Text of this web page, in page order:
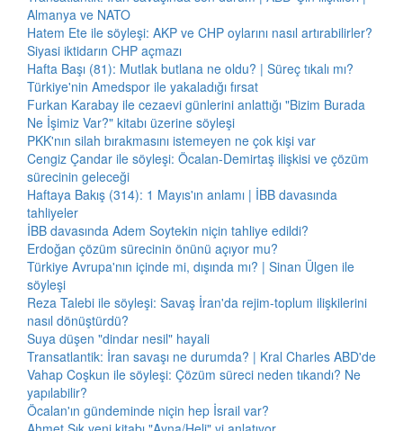
Almanya ve NATO
Hatem Ete ile söyleşi: AKP ve CHP oylarını nasıl artırabilirler?
Siyasi iktidarın CHP açmazı
Hafta Başı (81): Mutlak butlana ne oldu? | Süreç tıkalı mı?
Türkiye'nin Amedspor ile yakaladığı fırsat
Furkan Karabay ile cezaevi günlerini anlattığı "Bizim Burada
Ne İşimiz Var?" kitabı üzerine söyleşi
PKK'nın silah bırakmasını istemeyen ne çok kişi var
Cengiz Çandar ile söyleşi: Öcalan-Demirtaş ilişkisi ve çözüm
sürecinin geleceği
Haftaya Bakış (314): 1 Mayıs'ın anlamı | İBB davasında
tahliyeler
İBB davasında Adem Soytekin niçin tahliye edildi?
Erdoğan çözüm sürecinin önünü açıyor mu?
Türkiye Avrupa'nın içinde mi, dışında mı? | Sinan Ülgen ile
söyleşi
Reza Talebi ile söyleşi: Savaş İran'da rejim-toplum ilişkilerini
nasıl dönüştürdü?
Suya düşen "dindar nesil" hayali
Transatlantik: İran savaşı ne durumda? | Kral Charles ABD'de
Vahap Coşkun ile söyleşi: Çözüm süreci neden tıkandı? Ne
yapılabilir?
Öcalan'ın gündeminde niçin hep İsrail var?